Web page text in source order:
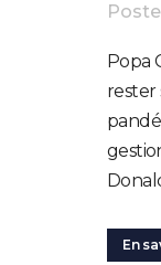
Popa
rester
En